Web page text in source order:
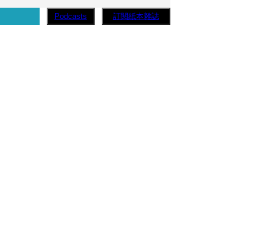
Podcasts 訂閱紙本雜誌